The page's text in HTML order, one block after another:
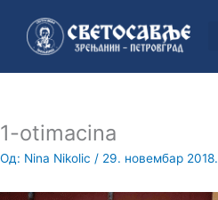
садржај
1-otimacina
Од: Nina Nikolic / 29. новембар 2018.